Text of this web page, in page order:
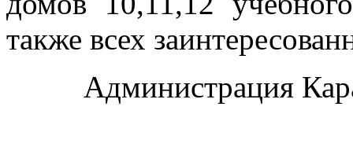
также всех
Администрация